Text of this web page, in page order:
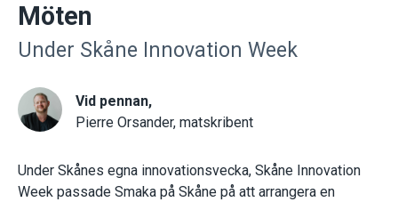
Möten
Under Skåne Innovation Week
Vid pennan,
Pierre Orsander, matskribent
Under Skånes egna innovationsvecka, Skåne Innovation
Week passade Smaka på Skåne på att arrangera en